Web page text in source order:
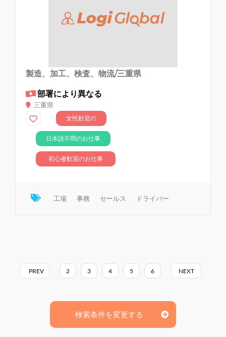
製造、加工、検査、物流/三重県
部署により異なる
三重県
女性歓迎の
お仕事
日本語不問のお仕事
初心者歓迎のお仕事
工場 事務 セールス ドライバー
PREV 2 3 4 5 6 NEXT
検索条件を変更する